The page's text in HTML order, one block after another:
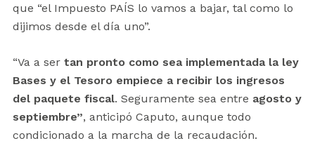
que “el Impuesto PAÍS lo vamos a bajar, tal como lo
dijimos desde el día uno”.
“Va a ser tan pronto como sea implementada la ley
Bases y el Tesoro empiece a recibir los ingresos
del paquete fiscal. Seguramente sea entre agosto y
septiembre”, anticipó Caputo, aunque todo
condicionado a la marcha de la recaudación.